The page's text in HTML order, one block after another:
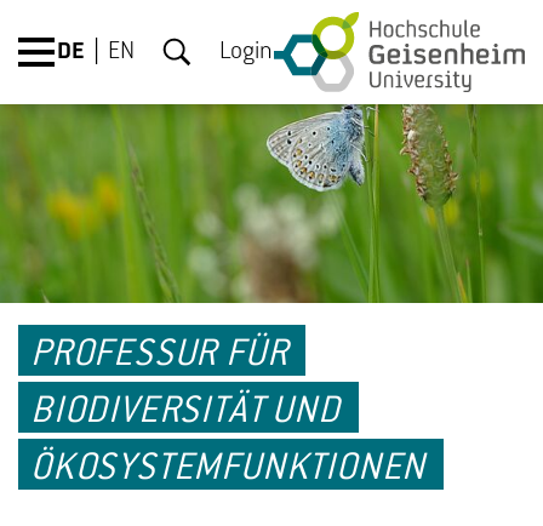
DE EN Login
PROFESSUR FÜR
BIODIVERSITÄT UND
ÖKOSYSTEMFUNKTIONEN